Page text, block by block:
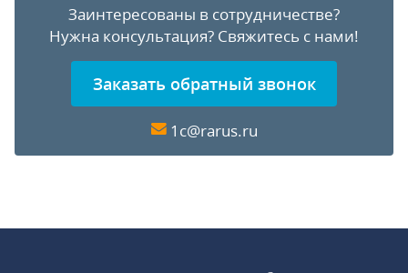
Заинтересованы в сотрудничестве?
Нужна консультация? Свяжитесь с нами!
Заказать обратный звонок
1c@rarus.ru